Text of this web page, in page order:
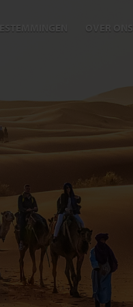
OVER ONS